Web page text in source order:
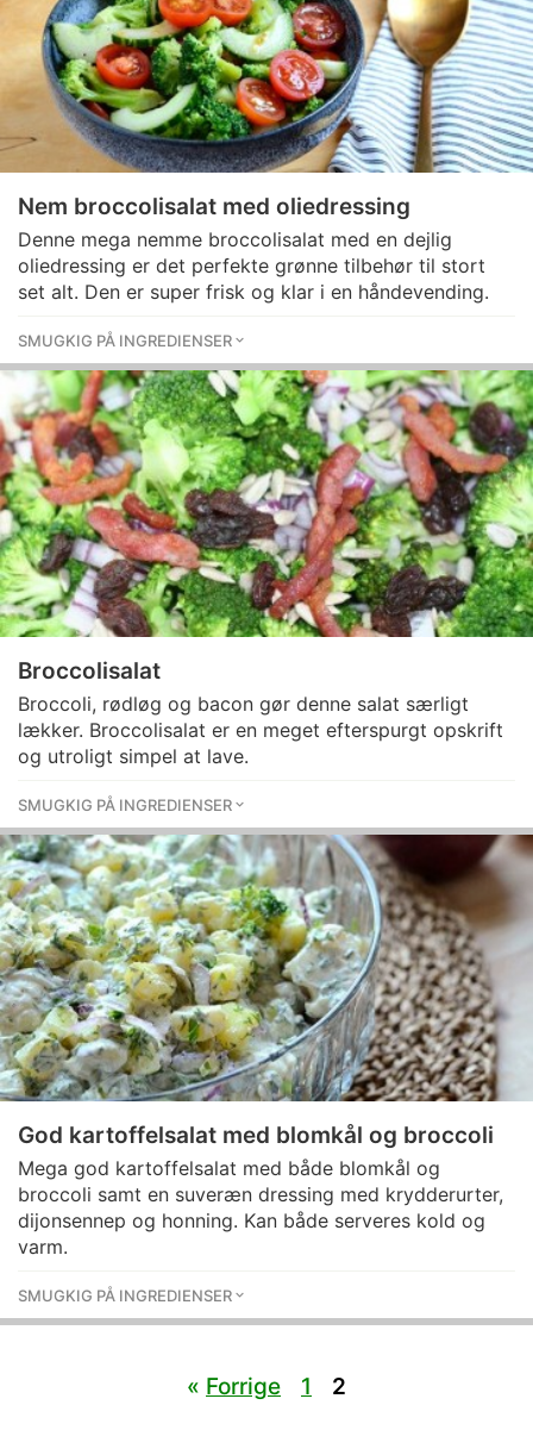
Nem broccolisalat med oliedressing
Denne mega nemme broccolisalat med en dejlig
oliedressing er det perfekte grønne tilbehør til stort
set alt. Den er super frisk og klar i en håndevending.
SMUGKIG PÅ INGREDIENSER
Broccolisalat
Broccoli, rødløg og bacon gør denne salat særligt
lækker. Broccolisalat er en meget efterspurgt opskrift
og utroligt simpel at lave.
SMUGKIG PÅ INGREDIENSER
God kartoffelsalat med blomkål og broccoli
Mega god kartoffelsalat med både blomkål og
broccoli samt en suveræn dressing med krydderurter,
dijonsennep og honning. Kan både serveres kold og
varm.
SMUGKIG PÅ INGREDIENSER
« Forrige 1 2